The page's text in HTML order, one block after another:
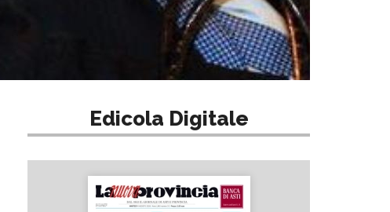
Edicola Digitale